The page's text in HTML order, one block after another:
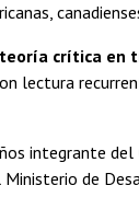
crítica en
lectura
integrante del
Ministerio de